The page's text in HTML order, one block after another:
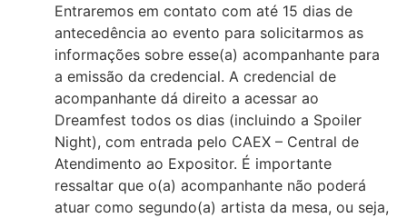
Entraremos em contato com até 15 dias de
antecedência ao evento para solicitarmos as
informações sobre esse(a) acompanhante para
a emissão da credencial. A credencial de
acompanhante dá direito a acessar ao
Dreamfest todos os dias (incluindo a Spoiler
Night), com entrada pelo CAEX – Central de
Atendimento ao Expositor. É importante
ressaltar que o(a) acompanhante não poderá
atuar como segundo(a) artista da mesa, ou seja,